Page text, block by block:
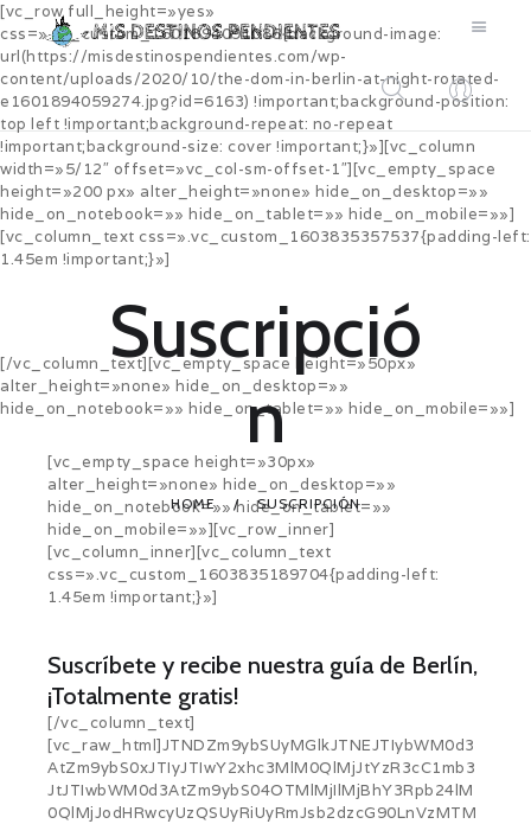
Suscripció
n
HOME SUSCRIPCIÓN
BLOG
CONTACTO
[vc_row full_height=»yes»
css=».vc_custom_1601894091086{background-image:
url(https://misdestinospendientes.com/wp-
content/uploads/2020/10/the-dom-in-berlin-at-night-rotated-
e1601894059274.jpg?id=6163) !important;background-position:
top left !important;background-repeat: no-repeat
!important;background-size: cover !important;}»][vc_column
width=»5/12″ offset=»vc_col-sm-offset-1″][vc_empty_space
height=»200 px» alter_height=»none» hide_on_desktop=»»
hide_on_notebook=»» hide_on_tablet=»» hide_on_mobile=»»]
[vc_column_text css=».vc_custom_1603835357537{padding-left:
1.45em !important;}»]
Guía gratuita para visitar Berlín en 3 días
[/vc_column_text][vc_empty_space height=»50px»
alter_height=»none» hide_on_desktop=»»
hide_on_notebook=»» hide_on_tablet=»» hide_on_mobile=»»]
[vc_empty_space height=»30px»
alter_height=»none» hide_on_desktop=»»
hide_on_notebook=»» hide_on_tablet=»»
hide_on_mobile=»»][vc_row_inner]
[vc_column_inner][vc_column_text
css=».vc_custom_1603835189704{padding-left:
1.45em !important;}»]
Suscríbete y recibe nuestra guía de Berlín,
¡Totalmente gratis!
[/vc_column_text]
[vc_raw_html]JTNDZm9ybSUyMGlkJTNEJTIybWM0d3
AtZm9ybS0xJTIyJTIwY2xhc3MlM0QlMjJtYzR3cC1mb3
JtJTIwbWM0d3AtZm9ybS04OTMlMjIlMjBhY3Rpb24lM
0QlMjJodHRwcyUzQSUyRiUyRmJsb2dzcG90LnVzMTM